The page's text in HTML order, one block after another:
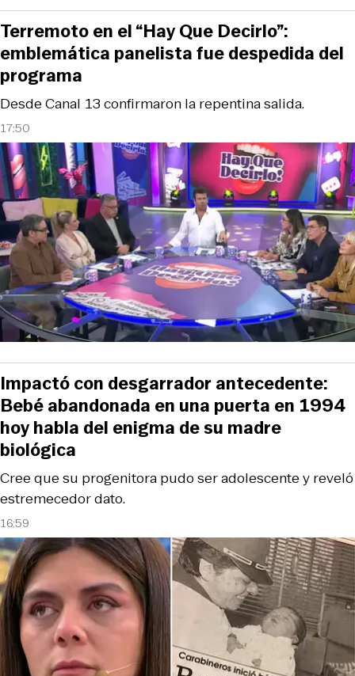
17:50
Desde Canal 13 confirmaron la repentina salida.
Terremoto en el “Hay Que Decirlo”:
emblemática panelista fue despedida del
programa
16:59
Cree que su progenitora pudo ser adolescente y reveló
estremecedor dato.
Impactó con desgarrador antecedente:
Bebé abandonada en una puerta en 1994
hoy habla del enigma de su madre
biológica